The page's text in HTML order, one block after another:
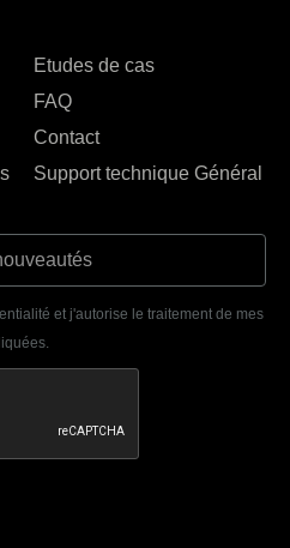
Etudes de cas
FAQ
Contact
Support technique Général
et j'autorise le traitement de mes